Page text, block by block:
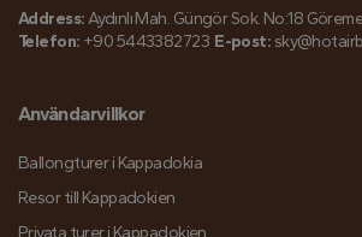
Address:Aydınlı Mah. Güngör Sok. No:18
Telefon: +90 5443382723 E-post:
Användarvillkor
Ballongturer i Kappadokia
Resor till Kappadokien
Privata turer i Kappadokien